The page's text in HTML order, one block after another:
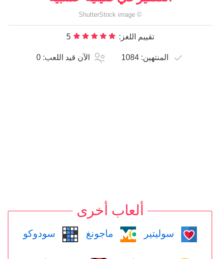
ShutterStockimage
تقييم اللغز: 5
المنتهين:1084 الآن قيد اللعب:0
ألعاب أخرى
سوليتير ماجونغ سودوكو